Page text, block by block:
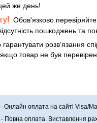
же день!
Обов'язково
пошкоджень та
розв'язання
товар не був
- Онлайн оплата на сайті Visa/
- Повна оплата. Виставлення